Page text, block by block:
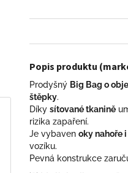
Popis produktu
Prodyšný Big Bag o
štěpky.
Díky sítované tkanině
rizika zapaření.
Je vybaven oky nahoře
vozíku.
Pevná konstrukce